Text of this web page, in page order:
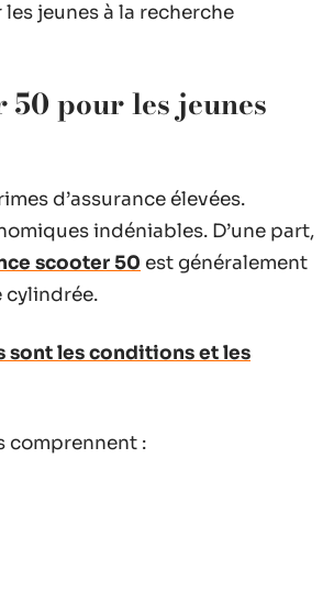
jeunes à la recherche
50 pour les jeunes
d’assurance élevées.
indéniables. D’une part,
scooter 50 est généralement
cylindrée.
sont les conditions et les
comprennent :